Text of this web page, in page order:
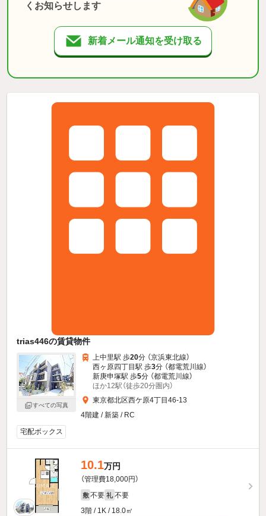
くお知らせします
新着メール通知を受け取る
trias446の賃貸物件
すべての写真
上中里駅 歩20分 （京浜東北線）
西ヶ原四丁目駅 歩3分 （都電荒川線）
新庚申塚駅 歩5分 （都電荒川線）
ほか12駅（徒歩20分圏内）
東京都北区西ケ原4丁目46-13
4階建 / 新築 / RC
宅配ボックス
10.1万円
（管理費18,000円）
敷 不要 礼 不要
3階 / 1K / 18.0㎡